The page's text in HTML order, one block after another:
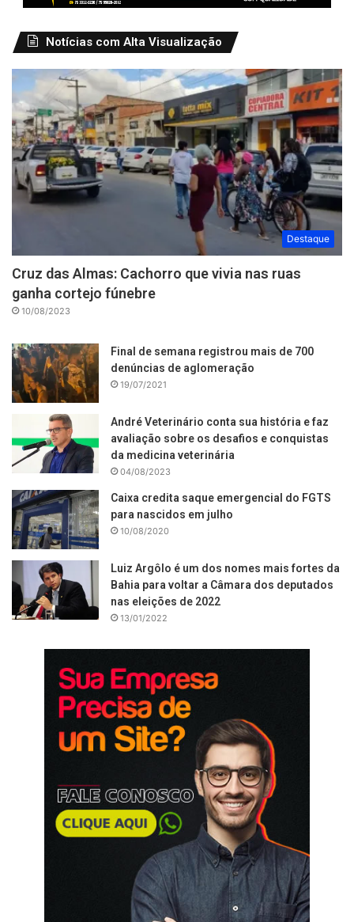
Notícias com Alta Visualização
Destaque
Cruz das Almas: Cachorro que vivia nas ruas
ganha cortejo fúnebre
10/08/2023
Final de semana registrou mais de 700
denúncias de aglomeração
19/07/2021
André Veterinário conta sua história e faz
avaliação sobre os desafios e conquistas
da medicina veterinária
04/08/2023
Caixa credita saque emergencial do FGTS
para nascidos em julho
10/08/2020
Luiz Argôlo é um dos nomes mais fortes da
Bahia para voltar a Câmara dos deputados
nas eleições de 2022
13/01/2022